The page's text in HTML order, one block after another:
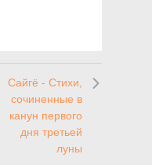
Сайгё - Стихи,
сочиненные в
канун первого
дня третьей
луны